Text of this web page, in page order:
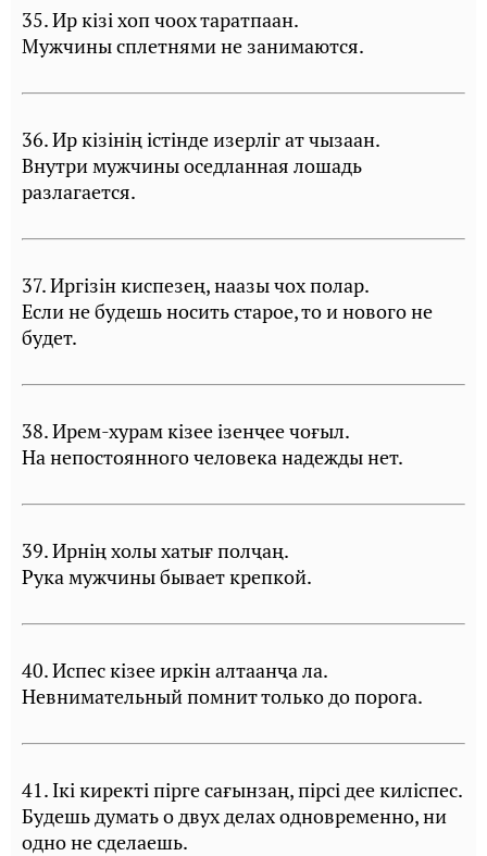
35. Ир кiзi хоп чоох таратпаан.
Мужчины сплетнями не занимаются.
36. Ир кiзiнiң iстiнде изерлiг ат чызаан.
Внутри мужчины оседланная лошадь
разлагается.
37. Иргiзiн киспезең, наазы чох полар.
Если не будешь носить старое, то и нового не
будет.
38. Ирем-хурам кiзее iзенҷее чоғыл.
На непостоянного человека надежды нет.
39. Ирнiң холы хатығ полҷаң.
Рука мужчины бывает крепкой.
40. Испес кiзее иркiн алтаанҷа ла.
Невнимательный помнит только до порога.
41. Iкi киректi пiрге сағынзаң, пiрсi дее килiспес.
Будешь думать о двух делах одновременно, ни
одно не сделаешь.